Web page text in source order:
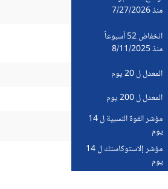
منذ 7/27/2026
انخفاض 52 أسبوعاً
منذ 8/11/2025
المعدل ل 20 يوم
المعدل ل 200 يوم
مؤشر القوة النسبية ل 14
يوم
مؤشر إلاستوكاستك ل 14
يوم